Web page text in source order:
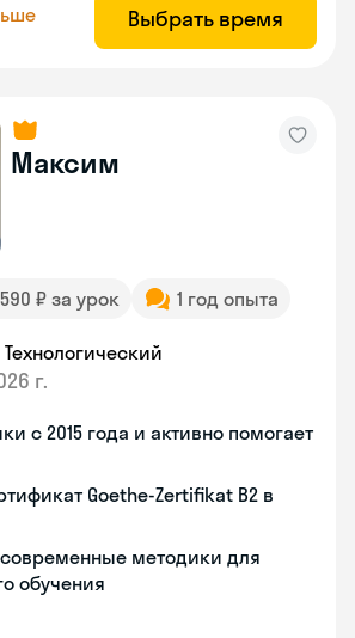
Выбрать время
Максим
₽ за урок 1 год опыта
г.
с 2015 года и активно помогает
Goethe-Zertifikat B2 в
современные методики для
обучения